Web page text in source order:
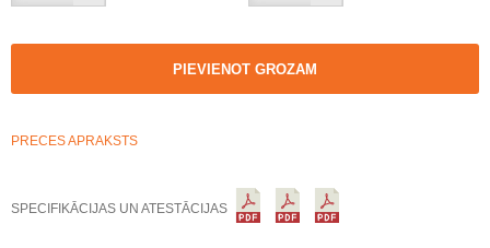
PIEVIENOT GROZAM
PRECES APRAKSTS
SPECIFIKĀCIJAS UN ATESTĀCIJAS